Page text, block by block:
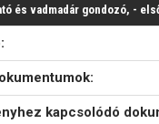
és vadmadár gondozó, -
kapcsolódó